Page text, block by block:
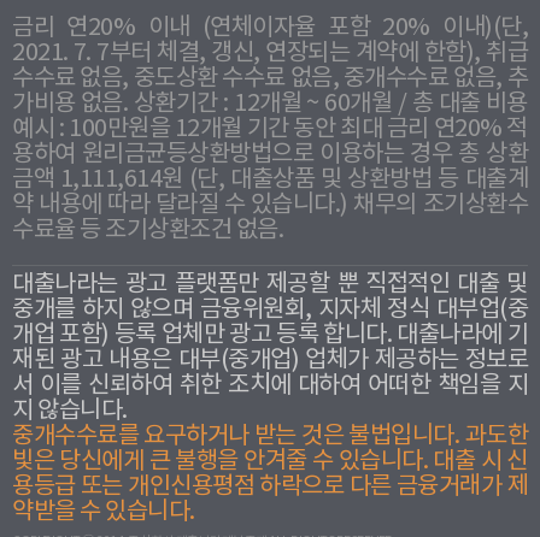
금리 연20% 이내 (연체이자율 포함 20% 이내)(단,
2021. 7. 7부터 체결, 갱신, 연장되는 계약에 한함), 취급
수수료 없음, 중도상환 수수료 없음, 중개수수료 없음, 추
가비용 없음. 상환기간 : 12개월 ~ 60개월 / 총 대출 비용
예시 : 100만원을 12개월 기간 동안 최대 금리 연20% 적
용하여 원리금균등상환방법으로 이용하는 경우 총 상환
금액 1,111,614원 (단, 대출상품 및 상환방법 등 대출계
약 내용에 따라 달라질 수 있습니다.) 채무의 조기상환수
수료율 등 조기상환조건 없음.
대출나라는 광고 플랫폼만 제공할 뿐 직접적인 대출 및
중개를 하지 않으며 금융위원회, 지자체 정식 대부업(중
개업 포함) 등록 업체만 광고 등록 합니다. 대출나라에 기
재된 광고 내용은 대부(중개업) 업체가 제공하는 정보로
서 이를 신뢰하여 취한 조치에 대하여 어떠한 책임을 지
지 않습니다.
중개수수료를 요구하거나 받는 것은 불법입니다. 과도한
빛은 당신에게 큰 불행을 안겨줄 수 있습니다. 대출 시 신
용등급 또는 개인신용평점 하락으로 다른 금융거래가 제
약받을 수 있습니다.